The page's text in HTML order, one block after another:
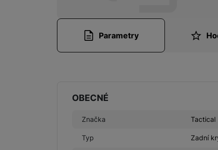
Parametry
OBECNÉ
Značka Tactical
Typ Zadní